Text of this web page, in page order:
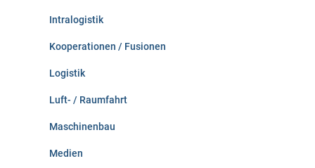
Intralogistik
Kooperationen / Fusionen
Logistik
Luft- / Raumfahrt
Maschinenbau
Medien